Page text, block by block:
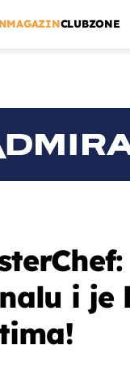
CLUBZONE
i je